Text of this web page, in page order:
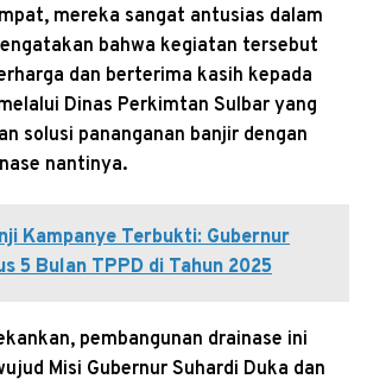
mereka sangat antusias dalam
bahwa kegiatan tersebut
dan berterima kasih kepada
Dinas Perkimtan Sulbar yang
solusi pananganan banjir dengan
nantinya.
Kampanye Terbukti: Gubernur
5 Bulan TPPD di Tahun 2025
pembangunan drainase ini
Misi Gubernur Suhardi Duka dan